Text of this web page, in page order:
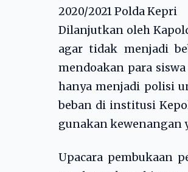
2020/2021 Polda Kepri
Dilanjutkan oleh
agar tidak menjadi
mendoakan para
hanya menjadi polisi
beban di institusi
gunakan kewenangan
Upacara pembukaan